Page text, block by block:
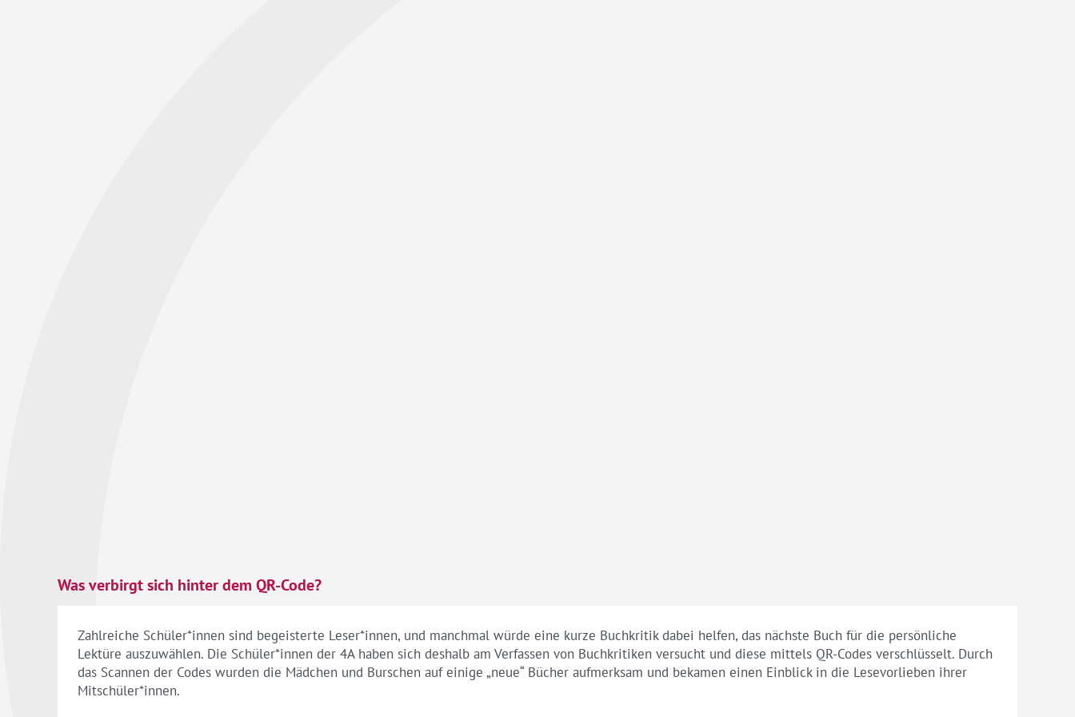
Was verbirgt sich hinter dem QR-Code?
Zahlreiche Schüler*innen sind begeisterte Leser*innen, und manchmal würde eine kurze Buchkritik dabei helfen, das nächste Buch für die persönliche
Lektüre auszuwählen. Die Schüler*innen der 4A haben sich deshalb am Verfassen von Buchkritiken versucht und diese mittels QR-Codes verschlüsselt. Durch
das Scannen der Codes wurden die Mädchen und Burschen auf einige „neue“ Bücher aufmerksam und bekamen einen Einblick in die Lesevorlieben ihrer
Mitschüler*innen.